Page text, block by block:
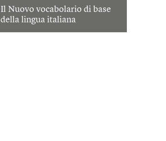
Il Nuovo vocabolario di base
della lingua italiana